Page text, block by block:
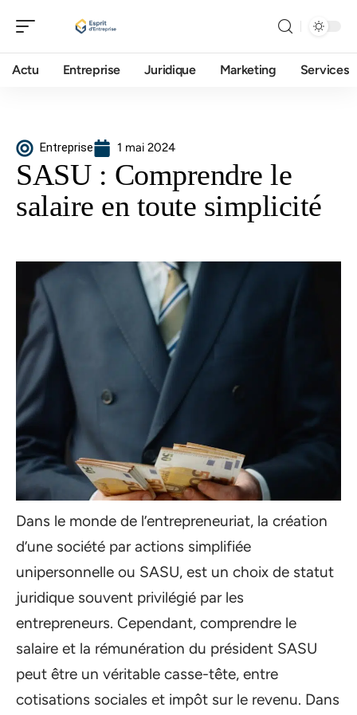
Actu Entreprise Juridique Marketing Services
Entreprise 1 mai 2024
SASU : Comprendre le
salaire en toute simplicité
Dans le monde de l’entrepreneuriat, la création
d’une société par actions simplifiée
unipersonnelle ou SASU, est un choix de statut
juridique souvent privilégié par les
entrepreneurs. Cependant, comprendre le
salaire et la rémunération du président SASU
peut être un véritable casse-tête, entre
cotisations sociales et impôt sur le revenu. Dans